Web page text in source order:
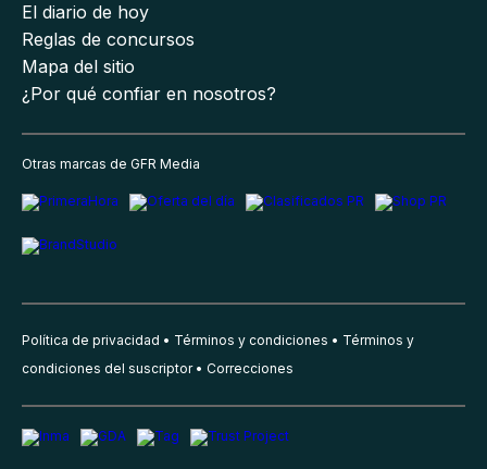
El diario de hoy
Reglas de concursos
Mapa del sitio
¿Por qué confiar en nosotros?
Otras marcas de GFR Media
Política de privacidad Términos y condiciones
Términos y
condiciones del suscriptor
Correcciones